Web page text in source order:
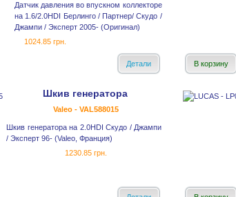
Датчик давления во впускном коллекторе
на 1.6/2.0HDI Берлинго / Партнер/ Скудо /
Джампи / Эксперт 2005- (Оригинал)
1024.85 грн.
Детали В корзину
Шкив генератора
Valeo - VAL588015
Шкив генератора на 2.0HDI Скудо / Джампи
/ Эксперт 96- (Valeo, Франция)
1230.85 грн.